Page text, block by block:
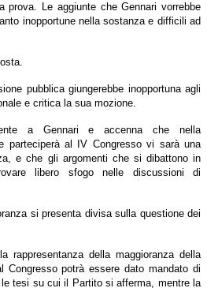
prova. Le aggiunte che Gennari vorrebbe
inopportune nella sostanza e difficili ad
pubblica giungerebbe inopportuna agli
e critica la sua mozione.
a Gennari e accenna che nella
parteciperà al IV Congresso vi sarà una
e che gli argomenti che si dibattono in
libero sfogo nelle discussioni di
si presenta divisa sulla questione dei
rappresentanza della maggioranza della
Congresso potrà essere dato mandato di
tesi su cui il Partito si afferma, mentre la